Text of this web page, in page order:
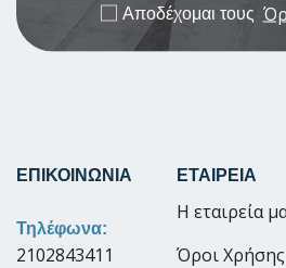
Αποδέχομαι τους
ΕΠΙΚΟΙΝΩΝΙΑ
Τηλέφωνα:
2102843411
ΕΤΑΙΡΕΙΑ
Η εταιρεία
Όροι